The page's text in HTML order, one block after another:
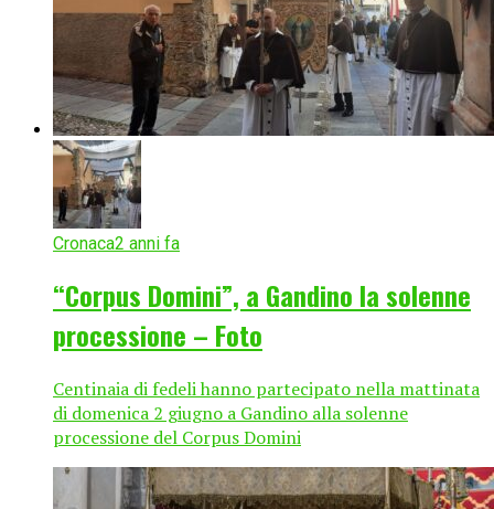
Cronaca2 anni fa
“Corpus Domini”, a Gandino la solenne
processione – Foto
Centinaia di fedeli hanno partecipato nella mattinata
di domenica 2 giugno a Gandino alla solenne
processione del Corpus Domini